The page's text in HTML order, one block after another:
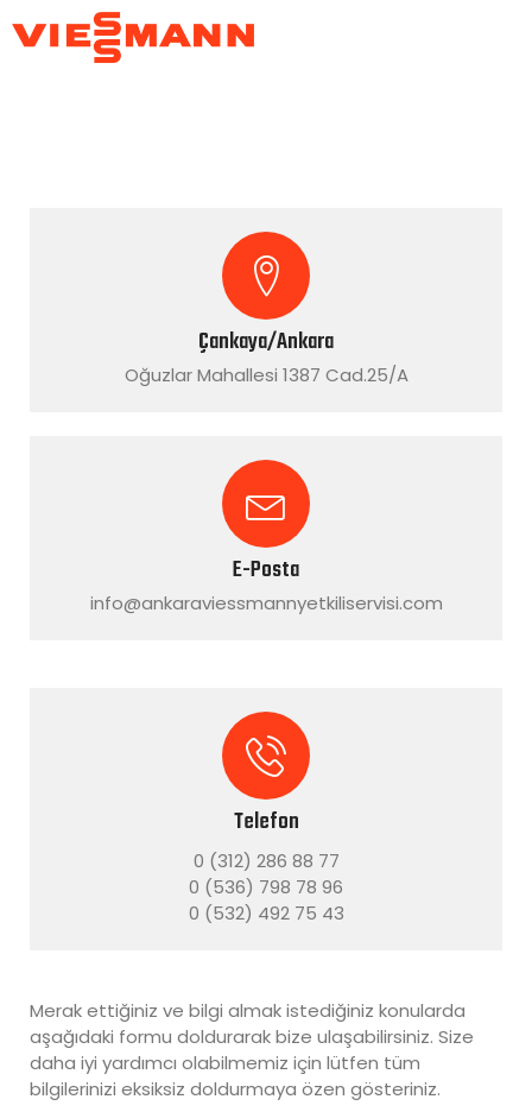
Çankaya/Ankara
Oğuzlar Mahallesi 1387 Cad.25/A
E-Posta
info@ankaraviessmannyetkiliservisi.com
Telefon
0 (312) 286 88 77
0 (536) 798 78 96
0 (532) 492 75 43
Merak ettiğiniz ve bilgi almak istediğiniz konularda
aşağıdaki formu doldurarak bize ulaşabilirsiniz. Size
daha iyi yardımcı olabilmemiz için lütfen tüm
bilgilerinizi eksiksiz doldurmaya özen gösteriniz.